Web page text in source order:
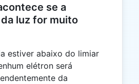
se a
luz for muito
estiver abaixo do limiar
elétron será
da